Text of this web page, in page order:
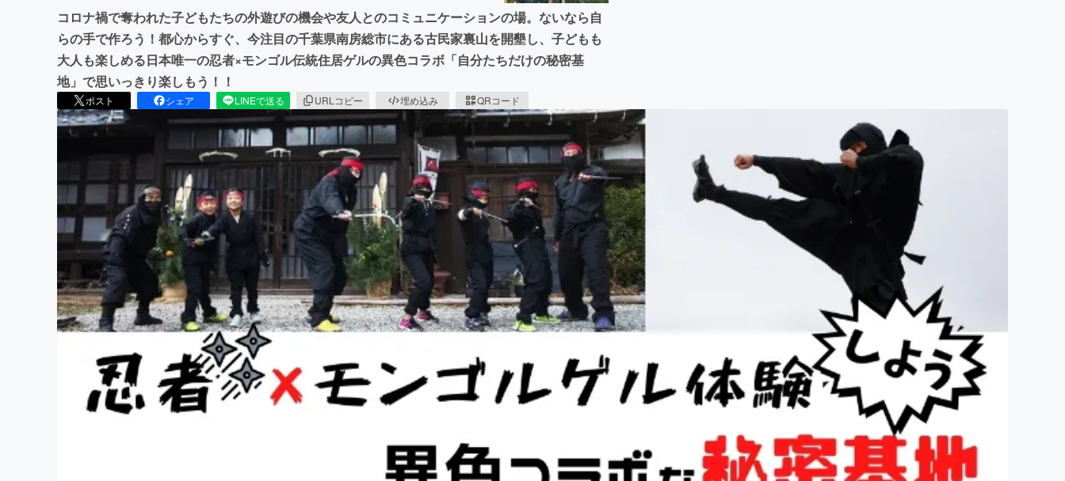
コロナ禍で奪われた子どもたちの外遊びの機会や友人とのコミュニケーションの場。ないなら自
らの手で作ろう！都心からすぐ、今注目の千葉県南房総市にある古民家裏山を開墾し、子どもも
大人も楽しめる日本唯一の忍者×モンゴル伝統住居ゲルの異色コラボ「自分たちだけの秘密基
地」で思いっきり楽しもう！！
ポスト シェア LINEで送る URLコピー 埋め込み QRコード